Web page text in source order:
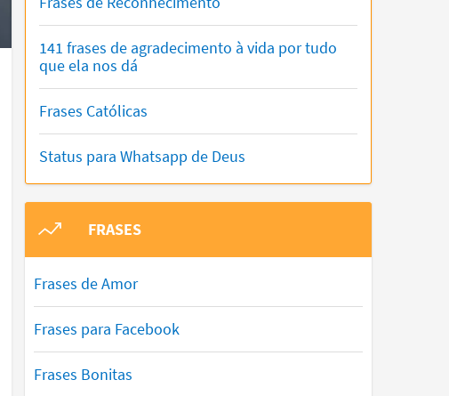
141 frases de agradecimento à vida por tudo
que ela nos dá
Frases Católicas
Status para Whatsapp de Deus
FRASES
Frases de Amor
Frases para Facebook
Frases Bonitas